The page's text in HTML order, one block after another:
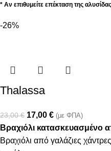
* Αν επιθυμείτε επέκταση της
-26%
Thalassa
23,00€ 17,00 € (με ΦΠΑ)
Βραχιόλι κατασκευασμένο
Βραχιόλι από γαλάζιες